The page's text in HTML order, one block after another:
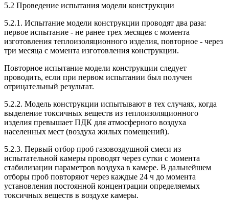
5.2 Проведение испытания модели конструкции
5.2.1. Испытание модели конструкции проводят два раза:
первое испытание - не ранее трех месяцев с момента
изготовления теплоизоляционного изделия, повторное - через
три месяца с момента изготовления конструкции.
Повторное испытание модели конструкции следует
проводить, если при первом испытании был получен
отрицательный результат.
5.2.2. Модель конструкции испытывают в тех случаях, когда
выделение токсичных веществ из теплоизоляционного
изделия превышает ПДК для атмосферного воздуха
населенных мест (воздуха жилых помещений).
5.2.3. Первый отбор проб газовоздушной смеси из
испытательной камеры проводят через сутки с момента
стабилизации параметров воздуха в камере. В дальнейшем
отборы проб повторяют через каждые 24 ч до момента
установления постоянной концентрации определяемых
токсичных веществ в воздухе камеры.